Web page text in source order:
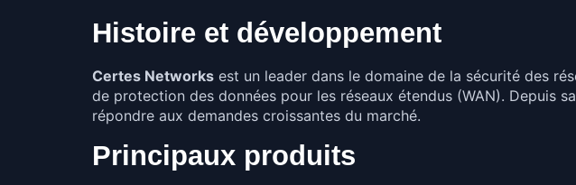
Histoire et développement
Certes Networks est un leader dans le domaine de la sécurité des
de protection des données pour les réseaux étendus (WAN). Depuis
répondre aux demandes croissantes du marché.
Principaux produits